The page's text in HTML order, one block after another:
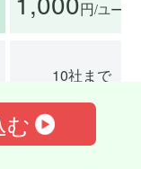
円/ユーザ
10社まで
3人まで
む